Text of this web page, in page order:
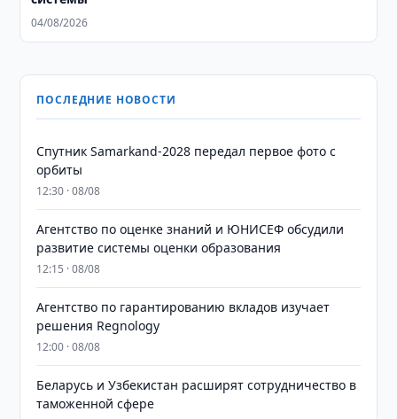
04/08/2026
ПОСЛЕДНИЕ НОВОСТИ
Спутник Samarkand-2028 передал первое фото с
орбиты
12:30 · 08/08
Агентство по оценке знаний и ЮНИСЕФ обсудили
развитие системы оценки образования
12:15 · 08/08
Агентство по гарантированию вкладов изучает
решения Regnology
12:00 · 08/08
Беларусь и Узбекистан расширят сотрудничество в
таможенной сфере